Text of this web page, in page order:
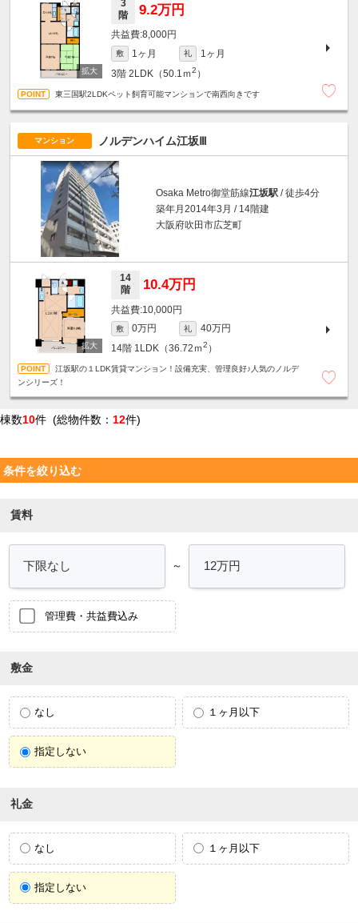
3
階
9.2万円
8,000円
敷 1ヶ月 礼
1ヶ月
3階 2LDK（50.1ｍ2 ）
東三国駅2LDKペット飼育可能マンションで南西向きです
マンション ノルデンハイム江坂Ⅲ
Osaka Metro御堂筋線江坂駅 / 徒歩4分
築年月2014年3月 / 14階建
大阪府吹田市広芝町
14
階
10.4万円
10,000円
敷 0万円 礼
40万円
14階 1LDK（36.72ｍ2 ）
江坂駅の１LDK賃貸マンション！設備充実、管理良好♪人気のノルデ
ンシリーズ！
棟数10件 (総物件数： 12件)
条件を絞り込む
賃料
～
管理費・共益費込み
敷金
なし １ヶ月以下
指定しない
礼金
なし １ヶ月以下
指定しない